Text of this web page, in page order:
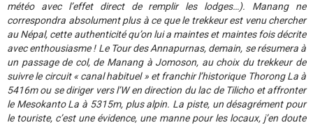
météo avec l’effet direct de remplir les lodges…). Manang ne
correspondra absolument plus à ce que le trekkeur est venu chercher
au Népal, cette authenticité qu’on lui a maintes et maintes fois décrite
avec enthousiasme ! Le Tour des Annapurnas, demain, se résumera à
un passage de col, de Manang à Jomoson, au choix du trekkeur de
suivre le circuit « canal habituel » et franchir l’historique Thorong La à
5416m ou se diriger vers l’W en direction du lac de Tilicho et affronter
le Mesokanto La à 5315m, plus alpin. La piste, un désagrément pour
le touriste, c’est une évidence, une manne pour les locaux, j’en doute